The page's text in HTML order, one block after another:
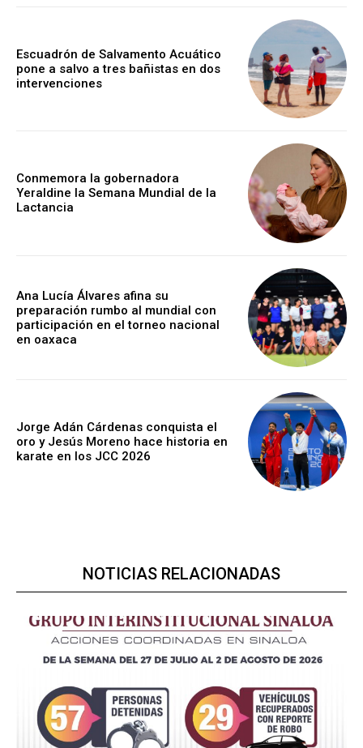
Escuadrón de Salvamento Acuático
pone a salvo a tres bañistas en dos
intervenciones
Conmemora la gobernadora
Yeraldine la Semana Mundial de la
Lactancia
Ana Lucía Álvares afina su
preparación rumbo al mundial con
participación en el torneo nacional
en oaxaca
Jorge Adán Cárdenas conquista el
oro y Jesús Moreno hace historia en
karate en los JCC 2026
NOTICIAS RELACIONADAS